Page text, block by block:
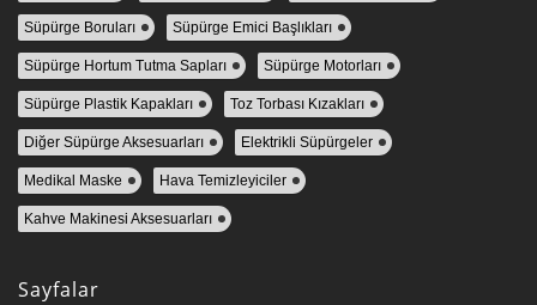
Süpürge Boruları Süpürge Emici Başlıkları
Süpürge Hortum Tutma Sapları Süpürge Motorları
Süpürge Plastik Kapakları Toz Torbası Kızakları
Diğer Süpürge Aksesuarları Elektrikli Süpürgeler
Medikal Maske Hava Temizleyiciler
Kahve Makinesi Aksesuarları
Sayfalar